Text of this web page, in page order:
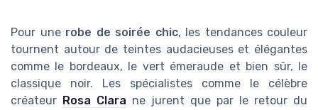
Pour une robe de soirée chic, les tendances couleur
tournent autour de teintes audacieuses et élégantes
comme le bordeaux, le vert émeraude et bien sûr, le
classique noir. Les spécialistes comme le célèbre
créateur Rosa Clara ne jurent que par le retour du